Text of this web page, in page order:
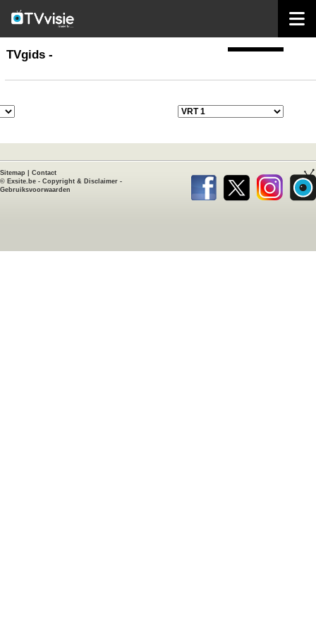
TVgids
TVgids -
Sitemap
Contact
© Exsite.be - Copyright & Disclaimer -
Gebruiksvoorwaarden